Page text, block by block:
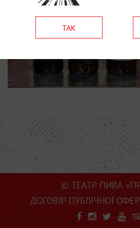
© ТЕАТР ПИВА
ДОГОВІР ПУБЛІЧНОЇ
ТАК